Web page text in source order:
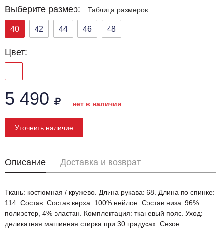
Выберите размер: Таблица размеров
40 42 44 46 48
Цвет:
5 490 нет в наличии
Уточнить наличие
Описание Доставка и возврат
Ткань: костюмная / кружево. Длина рукава: 68. Длина по спинке:
114. Состав: Состав верха: 100% нейлон. Состав низа: 96%
полиэстер, 4% эластан. Комплектация: тканевый пояс. Уход:
деликатная машинная стирка при 30 градусах. Сезон: